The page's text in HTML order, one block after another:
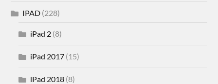
IPAD (228)
iPad 2 (8)
iPad 2017 (15)
iPad 2018 (8)